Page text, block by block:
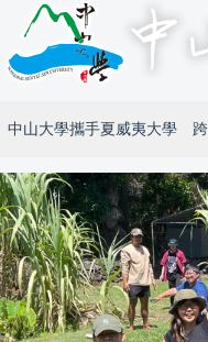
中山大學攜手夏威夷大學